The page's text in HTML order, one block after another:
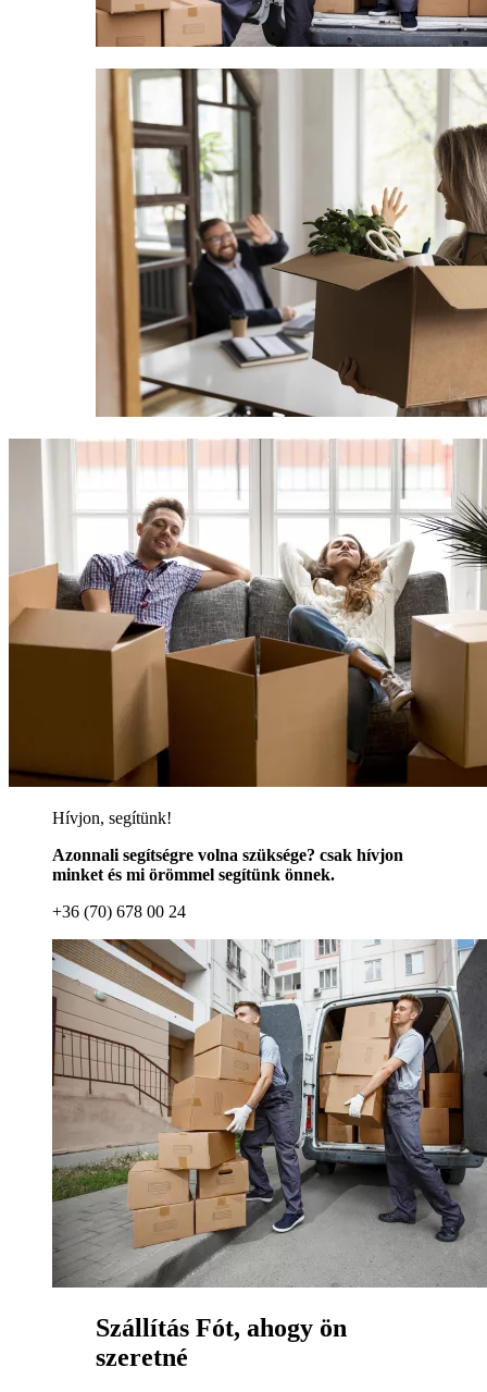
Hívjon, segítünk!
Azonnali segítségre volna szüksége? csak hívjon
minket és mi örömmel segítünk önnek.
+36 (70) 678 00 24
Szállítás Fót, ahogy ön
szeretné